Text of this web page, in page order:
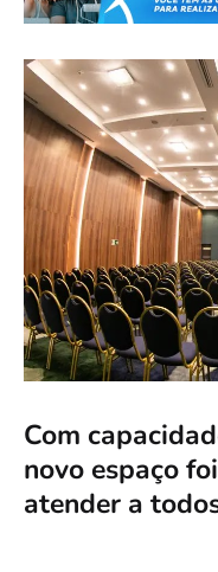
Com
novo espaço
atender a